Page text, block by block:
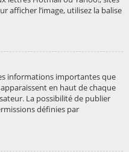
afficher l’image, utilisez la balise
informations importantes que
en haut de chaque
La possibilité de publier
définies par